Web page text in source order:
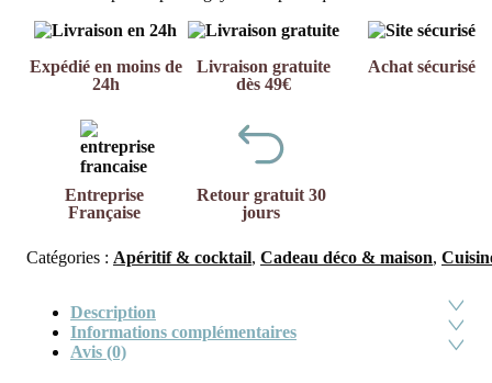
Expédié en moins de
24h
Livraison gratuite
dès 49€
Achat sécurisé
Entreprise
Française
Retour gratuit 30
jours
Catégories : Apéritif & cocktail, Cadeau déco & maison,
Description
Informations complémentaires
Avis (0)